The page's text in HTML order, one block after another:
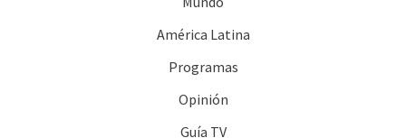
América Latina
Programas
Opinión
Guía TV